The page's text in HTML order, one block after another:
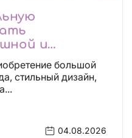
и
большой
стильный дизайн,
04.08.2026